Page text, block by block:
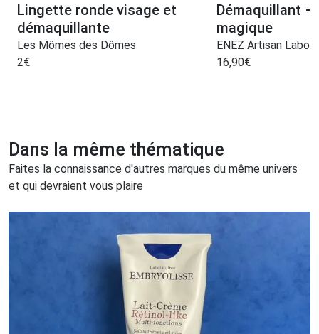
Lingette ronde visage et
démaquillante
Les Mômes des Dômes
2€
Démaquillant –
magique
ENEZ Artisan
16,90€
Dans la même thématique
Faites la connaissance d'autres marques du même univers
et qui devraient vous plaire